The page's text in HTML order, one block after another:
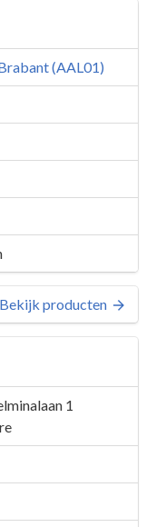
(AAL01)
Bekijk producten
1Details